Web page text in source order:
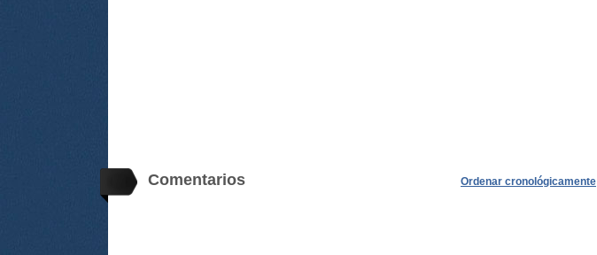
Comentarios Ordenar cronológicamente